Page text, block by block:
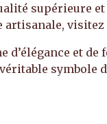
supérieure
artisanale, visitez
d’élégance et
symbole